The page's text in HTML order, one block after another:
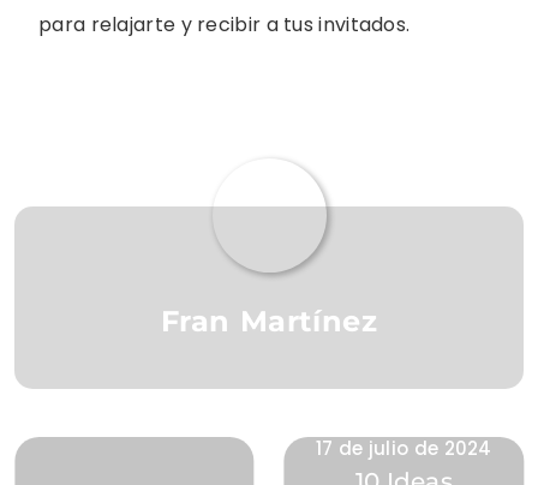
para relajarte y recibir a tus invitados.
Fran Martínez
17 de julio de 2024